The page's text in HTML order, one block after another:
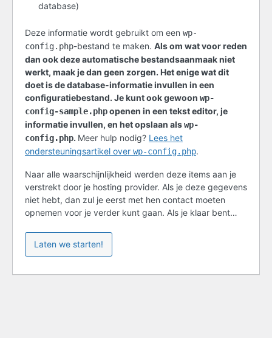
database)
Deze informatie wordt gebruikt om een wp-
config.php-bestand te maken. Als om wat voor reden
dan ook deze automatische bestandsaanmaak niet
werkt, maak je dan geen zorgen. Het enige wat dit
doet is de database-informatie invullen in een
configuratiebestand. Je kunt ook gewoon wp-
config-sample.phpopenen in een tekst editor, je
informatie invullen, en het opslaan alswp-
config.php. Meer hulp nodig? Lees het
ondersteuningsartikel over wp-config.php.
Naar alle waarschijnlijkheid werden deze items aan je
verstrekt door je hosting provider. Als je deze gegevens
niet hebt, dan zul je eerst met hen contact moeten
opnemen voor je verder kunt gaan. Als je klaar bent…
Laten we starten!